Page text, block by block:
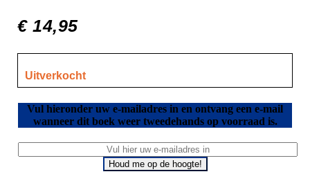
€14,95
Uitverkocht
Vul hieronder uw e-mailadres in en ontvang een e-mail
wanneer dit boek weer tweedehands op voorraad is.
Houd me op de hoogte!